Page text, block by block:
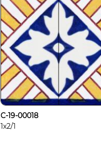
C-19-00018
1x2/1